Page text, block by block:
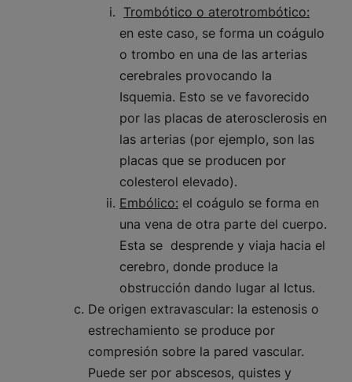
Trombótico o aterotrombótico:
en este caso, se forma un coágulo
o trombo en una de las arterias
cerebrales provocando la
Isquemia. Esto se ve favorecido
por las placas de aterosclerosis en
las arterias (por ejemplo, son las
placas que se producen por
colesterol elevado).
Embólico: el coágulo se forma en
una vena de otra parte del cuerpo.
Esta se desprende y viaja hacia el
cerebro, donde produce la
obstrucción dando lugar al Ictus.
De origen extravascular: la estenosis o
estrechamiento se produce por
compresión sobre la pared vascular.
Puede ser por abscesos, quistes y